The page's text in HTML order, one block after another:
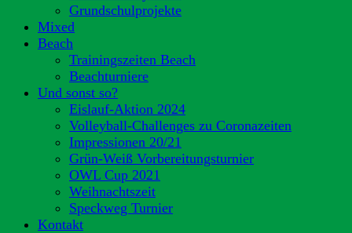
Grundschulprojekte
Mixed
Beach
Trainingszeiten Beach
Beachturniere
Und sonst so?
Eislauf-Aktion 2024
Volleyball-Challenges zu Coronazeiten
Impressionen 20/21
Grün-Weiß Vorbereitungsturnier
OWL Cup 2021
Weihnachtszeit
Speckweg Turnier
Kontakt